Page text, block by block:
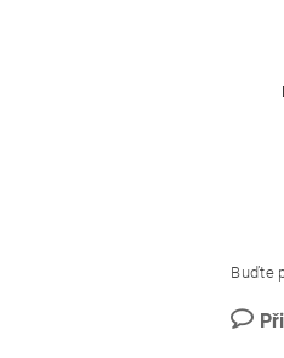
Buďte